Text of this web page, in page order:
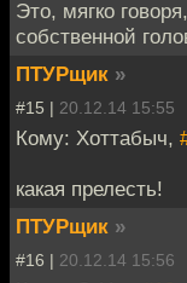
Это, мягко
собственной
ПТУРщик »
#15 | 20.12.14 15:55
Кому: Хоттабыч,
какая прелесть!
ПТУРщик »
#16 | 20.12.14 15:56